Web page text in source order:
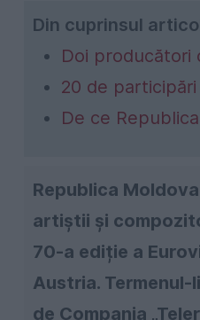
Din cuprinsul
Doi producători
20 de
De ce
Republica
artiștii și
70-a ediție a
Austria.
de Compania